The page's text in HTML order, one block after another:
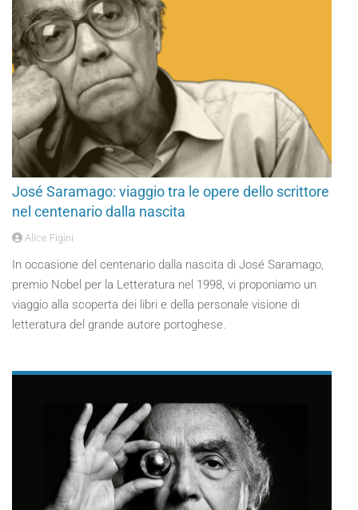
José Saramago: viaggio tra le opere dello scrittore
nel centenario dalla nascita
Alice Figini
In occasione del centenario dalla nascita di José Saramago,
premio Nobel per la Letteratura nel 1998, vi proponiamo un
viaggio alla scoperta dei libri e della personale visione di
letteratura del grande autore portoghese.